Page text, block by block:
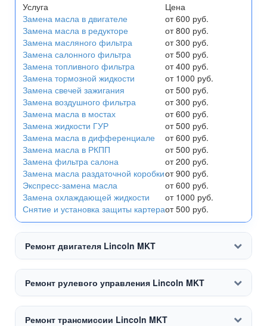
Услуга
Цена
Замена масла в двигателе
от 600 руб.
Замена масла в редукторе
от 800 руб.
Замена масляного фильтра
от 300 руб.
Замена салонного фильтра
от 500 руб.
Замена топливного фильтра
от 400 руб.
Замена тормозной жидкости
от 1000 руб.
Замена свечей зажигания
от 500 руб.
Замена воздушного фильтра
от 300 руб.
Замена масла в мостах
от 600 руб.
Замена жидкости ГУР
от 500 руб.
Замена масла в дифференциале
от 600 руб.
Замена масла в РКПП
от 500 руб.
Замена фильтра салона
от 200 руб.
Замена масла раздаточной коробкиот 900 руб.
Экспресс-замена масла
от 600 руб.
Замена охлаждающей жидкости
от 1000 руб.
Снятие и установка защиты картераот 500 руб.
Ремонт двигателя Lincoln MKT
Ремонт рулевого управления Lincoln MKT
Ремонт трансмиссии Lincoln MKT